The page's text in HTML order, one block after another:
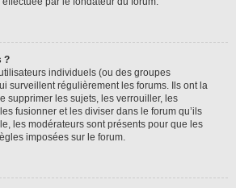
?
individuels (ou des groupes
surveillent régulièrement les forums. Ils ont la
supprimer les sujets, les verrouiller, les
fusionner et les diviser dans le forum qu’ils
les modérateurs sont présents pour que les
imposées sur le forum.